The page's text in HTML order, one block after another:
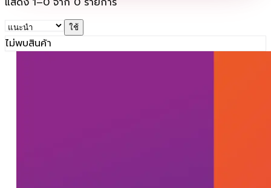
ใช้
ไม่พบสินค้า